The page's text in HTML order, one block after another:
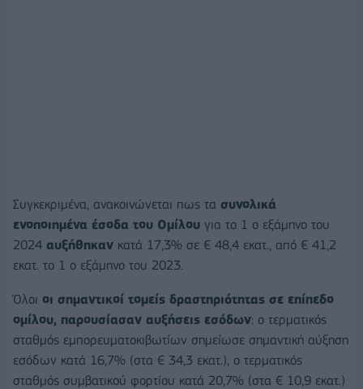
Συγκεκριμένα, ανακοινώνεται πως τα συνολικά
ενοποιημένα έσοδα του Ομίλου για το 1 ο εξάμηνο του
2024 αυξήθηκαν κατά 17,3% σε € 48,4 εκατ., από € 41,2
εκατ. το 1 ο εξάμηνο του 2023.
Όλοι οι σημαντικοί τομείς δραστηριότητας σε επίπεδο
ομίλου, παρουσίασαν αυξήσεις εσόδων: ο τερματικός
σταθμός εμπορευματοκιβωτίων σημείωσε σημαντική αύξηση
εσόδων κατά 16,7% (στα € 34,3 εκατ.), ο τερματικός
σταθμός συμβατικού φορτίου κατά 20,7% (στα € 10,9 εκατ.)